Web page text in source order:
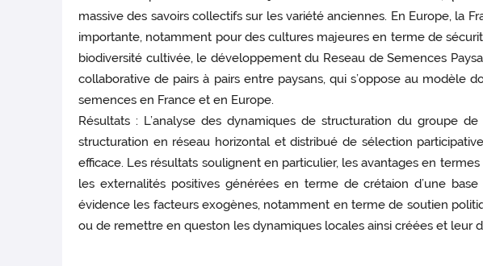
massive des savoirs collectifs sur les variété anciennes. En Europe, la
importante, notamment pour des cultures majeures en terme de
biodiversité cultivée, le développement du Reseau de Semences
collaborative de pairs à pairs entre paysans, qui s’oppose au
semences en France et en Europe.
Résultats : L’analyse des dynamiques de structuration du groupe
structuration en réseau horizontal et distribué de sélection
efficace. Les résultats soulignent en particulier, les avantages en
les externalités positives générées en terme de crétaion d’une
évidence les facteurs exogènes, notamment en terme de soutien
ou de remettre en queston les dynamiques locales ainsi créées et leur